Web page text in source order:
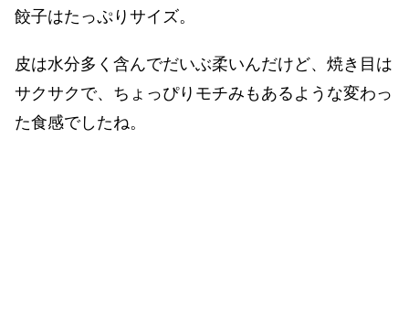
餃子はたっぷりサイズ。
皮は水分多く含んでだいぶ柔いんだけど、焼き目は
サクサクで、ちょっぴりモチみもあるような変わっ
た食感でしたね。